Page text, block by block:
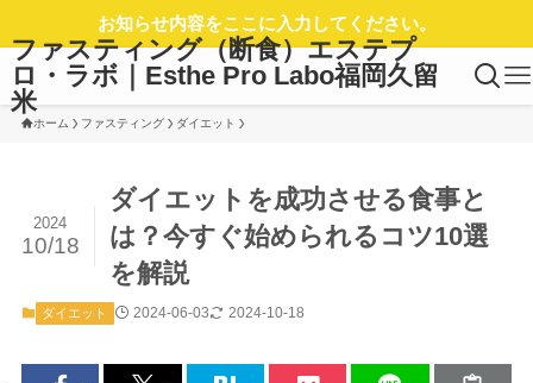
お知らせ内容をここに入力してください。
ファスティング（断食）エステプ
ロ・ラボ｜Esthe Pro Labo福岡久留
米
ホーム ファスティング ダイエット
ダイエットを成功させる食事と
は？今すぐ始められるコツ10選
を解説
2024
10/18
ダイエット 2024-06-03 2024-10-18